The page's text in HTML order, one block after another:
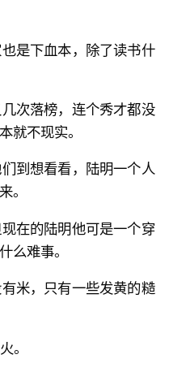
是下血本，除了读书什
次落榜，连个秀才都没
就不现实。
到想看看，陆明一个人
。
在的陆明他可是一个穿
么难事。
米，只有一些发黄的糙
。